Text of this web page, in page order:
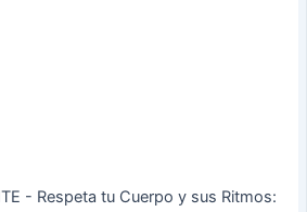
- Respeta tu Cuerpo y sus Ritmos: